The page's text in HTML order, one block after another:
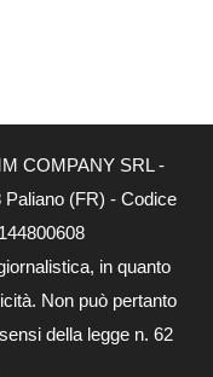
COMPANY SRL -
(FR) - Codice
in quanto
Non può pertanto
della legge n. 62